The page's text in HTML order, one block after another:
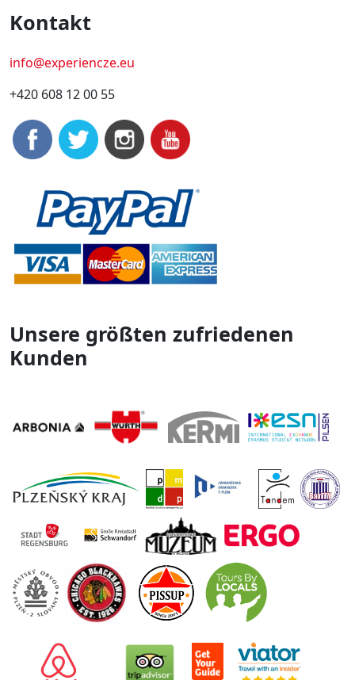
Kontakt
info@experiencze.eu
+420 608 12 00 55
Unsere größten zufriedenen
Kunden